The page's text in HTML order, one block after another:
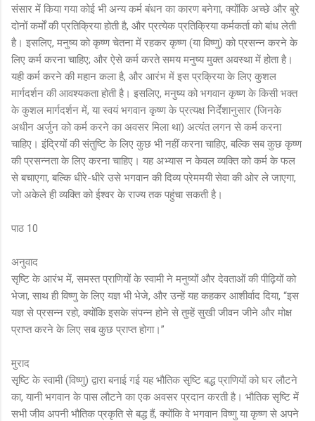
संसार में किया गया कोई भी अन्य कर्म बंधन का कारण बनेगा, क्योंकि अच्छे और बुरे
दोनों कर्मों की प्रतिक्रिया होती है, और प्रत्येक प्रतिक्रिया कर्मकर्ता को बांध लेती
है। इसलिए, मनुष्य को कृष्ण चेतना में रहकर कृष्ण (या विष्णु) को प्रसन्न करने के
लिए कर्म करना चाहिए; और ऐसे कर्म करते समय मनुष्य मुक्त अवस्था में होता है।
यही कर्म करने की महान कला है, और आरंभ में इस प्रक्रिया के लिए कुशल
मार्गदर्शन की आवश्यकता होती है। इसलिए, मनुष्य को भगवान कृष्ण के किसी भक्त
के कुशल मार्गदर्शन में, या स्वयं भगवान कृष्ण के प्रत्यक्ष निर्देशानुसार (जिनके
अधीन अर्जुन को कर्म करने का अवसर मिला था) अत्यंत लगन से कर्म करना
चाहिए। इंद्रियों की संतुष्टि के लिए कुछ भी नहीं करना चाहिए, बल्कि सब कुछ कृष्ण
की प्रसन्नता के लिए करना चाहिए। यह अभ्यास न केवल व्यक्ति को कर्म के फल
से बचाएगा, बल्कि धीरे-धीरे उसे भगवान की दिव्य प्रेममयी सेवा की ओर ले जाएगा,
जो अकेले ही व्यक्ति को ईश्वर के राज्य तक पहुंचा सकती है।
पाठ 10
अनुवाद
सृष्टि के आरंभ में, समस्त प्राणियों के स्वामी ने मनुष्यों और देवताओं की पीढ़ियों को
भेजा, साथ ही विष्णु के लिए यज्ञ भी भेजे, और उन्हें यह कहकर आशीर्वाद दिया, “इस
यज्ञ से प्रसन्न रहो, क्योंकि इसके संपन्न होने से तुम्हें सुखी जीवन जीने और मोक्ष
प्राप्त करने के लिए सब कुछ प्राप्त होगा।”
मुराद
सृष्टि के स्वामी (विष्णु) द्वारा बनाई गई यह भौतिक सृष्टि बद्ध प्राणियों को घर लौटने
का, यानी भगवान के पास लौटने का एक अवसर प्रदान करती है। भौतिक सृष्टि में
सभी जीव अपनी भौतिक प्रकृति से बद्ध हैं, क्योंकि वे भगवान विष्णु या कृष्ण से अपने